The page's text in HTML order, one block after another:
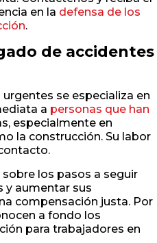
en la defensa de los
.
de accidentes
se especializa en
a personas que han
especialmente en
la construcción. Su labor
los pasos a seguir
y aumentar sus
compensación justa. Por
a fondo los
para trabajadores en